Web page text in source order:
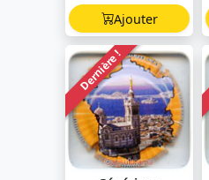
Ajouter
Dernière !